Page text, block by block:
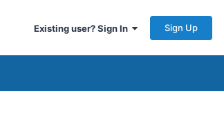
Existing user? Sign In Sign Up